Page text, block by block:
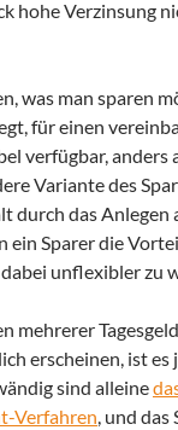
hohe Verzinsung
was man sparen
für einen
verfügbar, anders
Variante des
durch das Anlegen
ein Sparer die
unflexibler zu
mehrerer
erscheinen, ist es
sind alleine
Verfahren, und das